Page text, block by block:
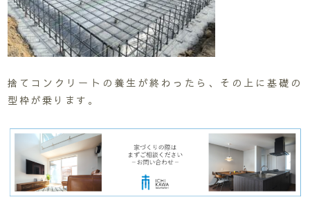
捨てコンクリートの養生が終わったら、その上に基礎の
型枠が乗ります。